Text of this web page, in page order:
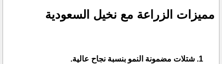
مميزات الزراعة مع نخيل السعودية
شتلات مضمونة النمو بنسبة نجاح عالية.